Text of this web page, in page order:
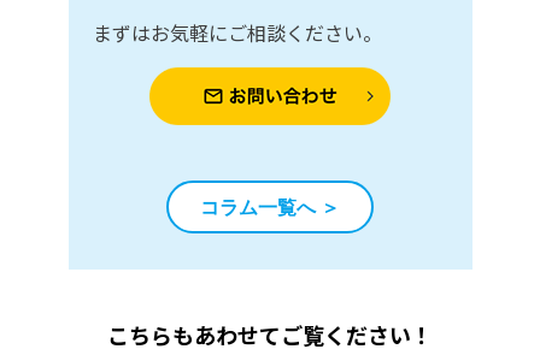
まずはお気軽にご相談ください。
コラム一覧へ ＞
こちらもあわせてご覧ください！